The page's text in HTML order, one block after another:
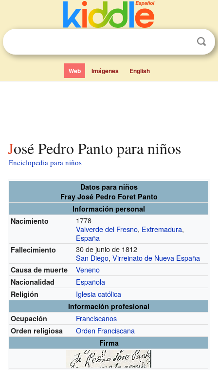
Web Imágenes English
José Pedro Panto para niños
Enciclopedia para niños
Datos para niños
Fray José Pedro Foret Panto
Información personal
Nacimiento
1778
Valverde del Fresno, Extremadura,
España
Fallecimiento
30 de junio de 1812
San Diego,Virreinato de Nueva España
Causa de muerte Veneno
Nacionalidad Española
Religión Iglesia católica
Información profesional
Ocupación
Franciscanos
Orden religiosa Orden Franciscana
Firma